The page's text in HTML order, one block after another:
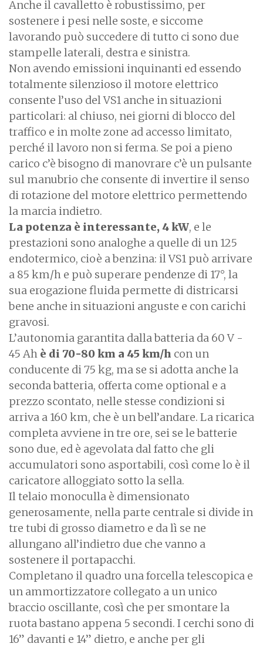
Anche il cavalletto è robustissimo, per
sostenere i pesi nelle soste, e siccome
lavorando può succedere di tutto ci sono due
stampelle laterali, destra e sinistra.
Non avendo emissioni inquinanti ed essendo
totalmente silenzioso il motore elettrico
consente l’uso del VS1 anche in situazioni
particolari: al chiuso, nei giorni di blocco del
traffico e in molte zone ad accesso limitato,
perché il lavoro non si ferma. Se poi a pieno
carico c’è bisogno di manovrare c’è un pulsante
sul manubrio che consente di invertire il senso
di rotazione del motore elettrico permettendo
la marcia indietro.
La potenza è interessante, 4 kW, e le
prestazioni sono analoghe a quelle di un 125
endotermico, cioè a benzina: il VS1 può arrivare
a 85 km/h e può superare pendenze di 17°, la
sua erogazione fluida permette di districarsi
bene anche in situazioni anguste e con carichi
gravosi.
L’autonomia garantita dalla batteria da 60 V -
45 Ah è di 70-80 km a 45 km/h con un
conducente di 75 kg, ma se si adotta anche la
seconda batteria, offerta come optional e a
prezzo scontato, nelle stesse condizioni si
arriva a 160 km, che è un bell’andare. La ricarica
completa avviene in tre ore, sei se le batterie
sono due, ed è agevolata dal fatto che gli
accumulatori sono asportabili, così come lo è il
caricatore alloggiato sotto la sella.
Il telaio monoculla è dimensionato
generosamente, nella parte centrale si divide in
tre tubi di grosso diametro e da lì se ne
allungano all’indietro due che vanno a
sostenere il portapacchi.
Completano il quadro una forcella telescopica e
un ammortizzatore collegato a un unico
braccio oscillante, così che per smontare la
ruota bastano appena 5 secondi. I cerchi sono di
16” davanti e 14” dietro, e anche per gli